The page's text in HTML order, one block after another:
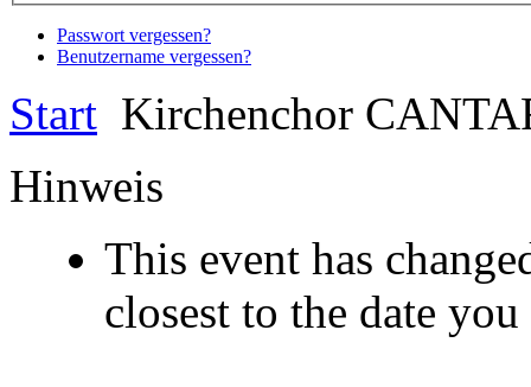
Passwort vergessen?
Benutzername vergessen?
Start Kirchenchor
Hinweis
This event has
closest to the date